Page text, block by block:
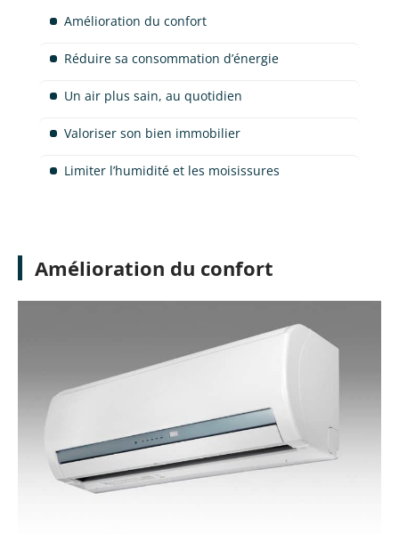
Amélioration du confort
Réduire sa consommation d’énergie
Un air plus sain, au quotidien
Valoriser son bien immobilier
Limiter l’humidité et les moisissures
Amélioration du confort